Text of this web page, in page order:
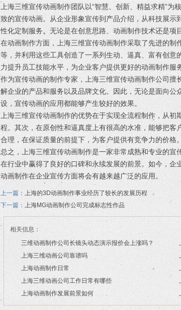
上海三维宣传动画制作团队以“智慧、创新、精益求精”
致的宣传动画。从企业形象宣传到产品介绍，从科技展
性化定制服务。无论是在创意思路、动画制作技术还是项
在动画制作方面，上海三维宣传动画制作采取了先进的
等，并利用这些工具创造了一系列生动、逼真、富有创
力提升员工技能水平，为企业客户提供更好的动画制作服务
作为宣传动画的制作专家，上海三维宣传动画制作公司
解企业的产品和服务以及品牌文化。因此，无论是面向公
设，宣传动画的应用都能够产生较好的效果。
上海三维宣传动画制作的优势在于实现全流程制作，从
程。其次，在原创性和逼真度上有很高的水准，能够把
合理，在保证质量的前提下，为客户提供有竞争力的价格。
总之，上海三维宣传动画制作是一家非常成熟和专业的宣
在行业中赢得了良好的口碑和永续发展的前景。如今，
动画制作在企业宣传方面将会有越来越广泛的应用。
上一篇： 上海的3D动画制作事业经历了较长的发展历程
下一篇： 上海MG动画制作公司完成标志性作品
相关信息：
三维动画制作公司长镜头动态演示报价会上涨吗？
2026/07/21
上海三维动画公司靠谱吗
2026/03/16
上海动画制作日常
2026/03/12
上海三维动画公司工作日常有哪些
2026/02/28
上海动画制作发展前景如何
2026/02/24